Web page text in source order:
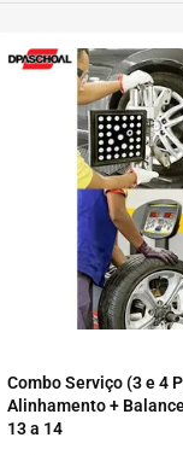
Combo Serviço (3 e 4
Alinhamento +
13 a 14